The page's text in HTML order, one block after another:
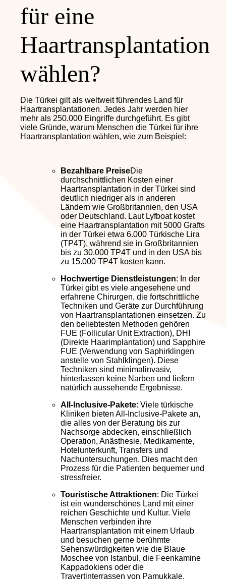
für eine
Haartransplantation
wählen?
Die Türkei gilt als weltweit führendes Land für
Haartransplantationen. Jedes Jahr werden hier
mehr als 250.000 Eingriffe durchgeführt. Es gibt
viele Gründe, warum Menschen die Türkei für ihre
Haartransplantation wählen, wie zum Beispiel:
Bezahlbare PreiseDie
durchschnittlichen Kosten einer
Haartransplantation in der Türkei sind
deutlich niedriger als in anderen
Ländern wie Großbritannien, den USA
oder Deutschland. Laut Lyfboat kostet
eine Haartransplantation mit 5000 Grafts
in der Türkei etwa 6.000 Türkische Lira
(TP4T), während sie in Großbritannien
bis zu 30.000 TP4T und in den USA bis
zu 15.000 TP4T kosten kann.
Hochwertige Dienstleistungen: In der
Türkei gibt es viele angesehene und
erfahrene Chirurgen, die fortschrittliche
Techniken und Geräte zur Durchführung
von Haartransplantationen einsetzen. Zu
den beliebtesten Methoden gehören
FUE (Follicular Unit Extraction), DHI
(Direkte Haarimplantation) und Sapphire
FUE (Verwendung von Saphirklingen
anstelle von Stahlklingen). Diese
Techniken sind minimalinvasiv,
hinterlassen keine Narben und liefern
natürlich aussehende Ergebnisse.
All-Inclusive-Pakete: Viele türkische
Kliniken bieten All-Inclusive-Pakete an,
die alles von der Beratung bis zur
Nachsorge abdecken, einschließlich
Operation, Anästhesie, Medikamente,
Hotelunterkunft, Transfers und
Nachuntersuchungen. Dies macht den
Prozess für die Patienten bequemer und
stressfreier.
Touristische Attraktionen: Die Türkei
ist ein wunderschönes Land mit einer
reichen Geschichte und Kultur. Viele
Menschen verbinden ihre
Haartransplantation mit einem Urlaub
und besuchen gerne berühmte
Sehenswürdigkeiten wie die Blaue
Moschee von Istanbul, die Feenkamine
Kappadokiens oder die
Travertinterrassen von Pamukkale.